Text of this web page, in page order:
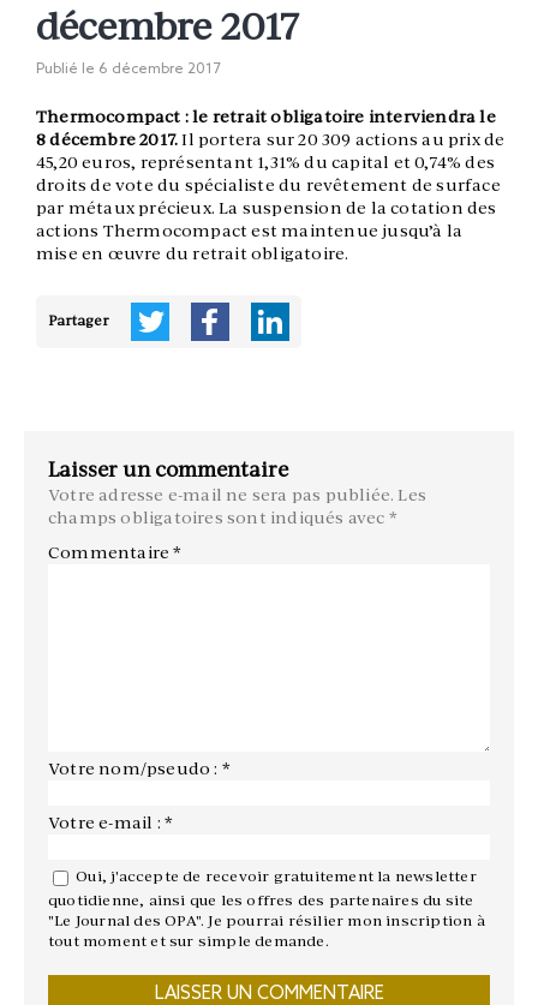
décembre 2017
Publié le 6 décembre 2017
Thermocompact : le retrait obligatoire interviendra le
8 décembre 2017.Il portera sur 20 309 actions au prix de
45,20 euros, représentant 1,31% du capital et 0,74% des
droits de vote du spécialiste du revêtement de surface
par métaux précieux. La suspension de la cotation des
actions Thermocompact est maintenue jusqu’à la
mise en œuvre du retrait obligatoire.
Partager
Laisser un commentaire
Votre adresse e-mail ne sera pas publiée. Les
champs obligatoires sont indiqués avec *
Commentaire*
Votre nom/pseudo : *
Votre e-mail : *
Oui, j'accepte de recevoir gratuitement la newsletter
quotidienne, ainsi que les offres des partenaires du site
"Le Journal des OPA". Je pourrai résilier mon inscription à
tout moment et sur simple demande.